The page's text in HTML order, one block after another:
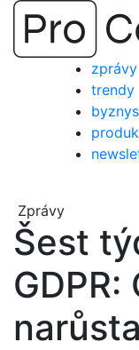
Přejít
obsah
zprávy
trendy
Zprávy
Šest
GDPR: